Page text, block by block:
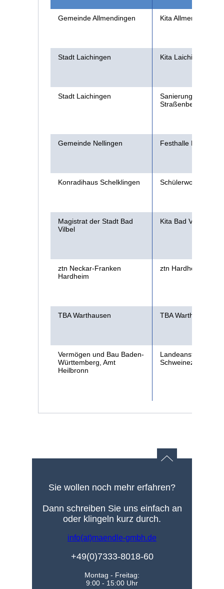
Industrieanlagen
Wohnbau
Gemeinde Allmendingen Kita Allmendingen
Stadt Laichingen Kita Laichingen
Stadt Laichingen
Sanierung
Straßenbeleuchtung
Gemeinde Nellingen Festhalle Nellingen
Konradihaus Schelklingen Schülerwohnheim
Magistrat der Stadt Bad
Vilbel
Kita Bad Vibel
ztn Neckar-Franken
Hardheim
ztn Hardheim
TBA Warthausen TBA Warthausen
Vermögen und Bau Baden-
Württemberg, Amt
Heilbronn
Landeanstalt für
Schweinezucht
Sie wollen noch mehr erfahren?
Dann schreiben Sie uns einfach an
oder klingeln kurz durch.
info(at)maendle-gmbh.de
+49(0)7333-8018-60
Montag - Freitag:
9:00 - 15:00 Uhr